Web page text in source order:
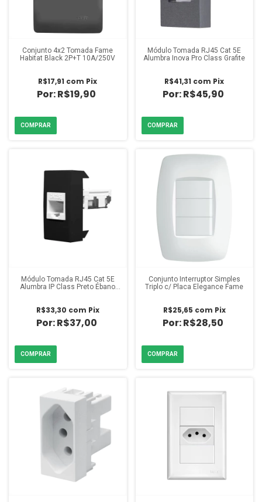
Conjunto 4x2 Tomada Fame
Habitat Black 2P+T 10A/250V
R$19,90
R$17,91 com Pix
Módulo Tomada RJ45 Cat 5E
Alumbra Inova Pro Class Grafite
R$45,90
R$41,31 com Pix
Módulo Tomada RJ45 Cat 5E
Alumbra IP Class Preto Ébano
R$37,00
R$33,30 com Pix
Conjunto Interruptor Simples
Triplo c/ Placa Elegance Fame
R$28,50
R$25,65 com Pix